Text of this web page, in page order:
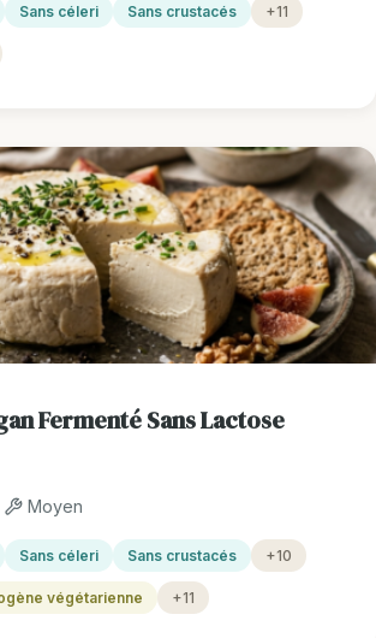
Sans céleri Sans crustacés +11
Fermenté Sans Lactose
Moyen
Sans céleri Sans crustacés +10
végétarienne +11